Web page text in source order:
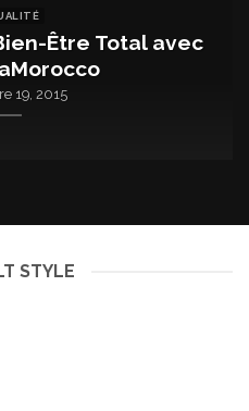
Être Total avec
19, 2015
STYLE